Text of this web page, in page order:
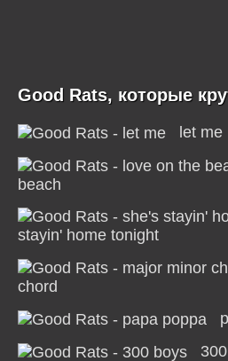
Good Rats, которые
let me
beach
stayin' home tonight
chord